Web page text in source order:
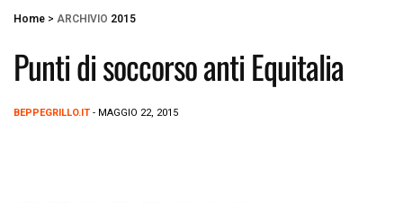
Home > ARCHIVIO 2015
Punti di soccorso anti Equitalia
BEPPEGRILLO.IT - MAGGIO 22, 2015